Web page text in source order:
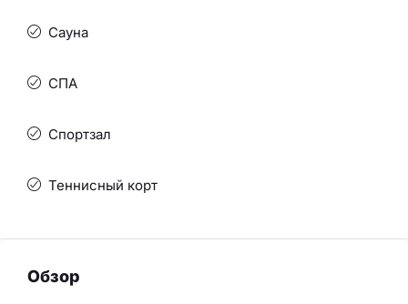
Сауна
СПА
Спортзал
Теннисный корт
Обзор